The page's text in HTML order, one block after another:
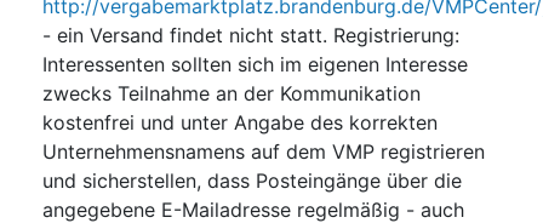
http://vergabemarktplatz.brandenburg.de/
- ein Versand findet nicht statt. Registrierung:
Interessenten sollten sich im eigenen Interesse
zwecks Teilnahme an der Kommunikation
kostenfrei und unter Angabe des korrekten
Unternehmensnamens auf dem VMP registrieren
und sicherstellen, dass Posteingänge über die
angegebene E-Mailadresse regelmäßig - auch